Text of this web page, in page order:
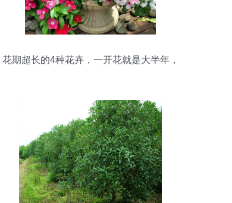
花期超长的4种花卉，一开花就是大半年，